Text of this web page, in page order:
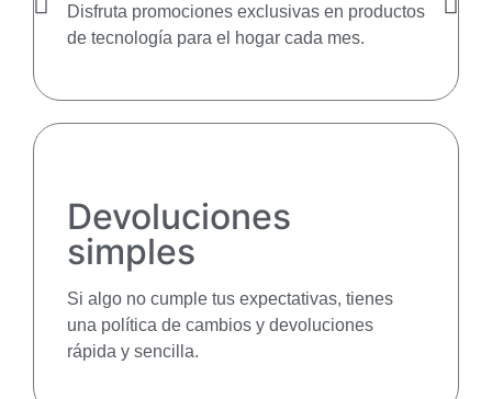
Disfruta promociones exclusivas en productos
de tecnología para el hogar cada mes.
Devoluciones
simples
Si algo no cumple tus expectativas, tienes
una política de cambios y devoluciones
rápida y sencilla.